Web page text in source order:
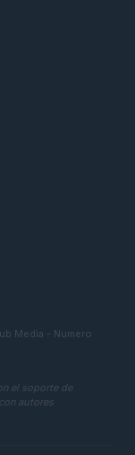
Media - Numero
el soporte de
autores